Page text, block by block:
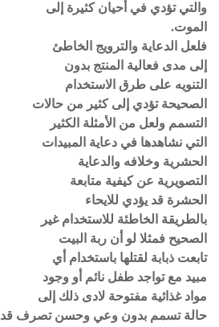
والتي تؤدي في أحيان كثيرة إلى
الموت.
فلعل الدعاية والترويج الخاطئ
إلى مدى فعالية المنتج بدون
التنويه على طرق الاستخدام
الصحيحة تؤدي إلى كثير من حالات
التسمم ولعل من الأمثلة الكثير
التي نشاهدها في دعاية المبيدات
الحشرية وخلافه والدعاية
التصويرية عن كيفية متابعة
الحشرة قد يؤدي للايحاء
بالطريقة الخاطئة للاستخدام غير
الصحيح فمثلا لو أن ربة البيت
تابعت ذبابة لقتلها باستخدام أي
مبيد مع تواجد طفل نائم أو وجود
مواد غذائية مفتوحة لادى ذلك إلى
حالة تسمم بدون وعي وحسن تصرف قد